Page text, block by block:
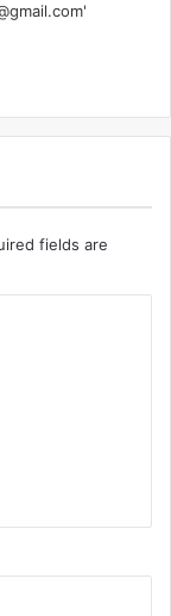
fields are